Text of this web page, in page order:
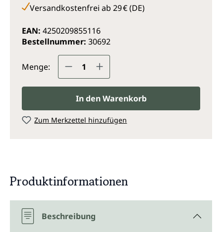
Versandkostenfrei ab 29 € (DE)
EAN: 4250209855116
Bestellnummer: 30692
Menge: Produkt Anzahl: Gib den
In den Warenkorb
Zum Merkzettel hinzufügen
Produktinformationen
Beschreibung